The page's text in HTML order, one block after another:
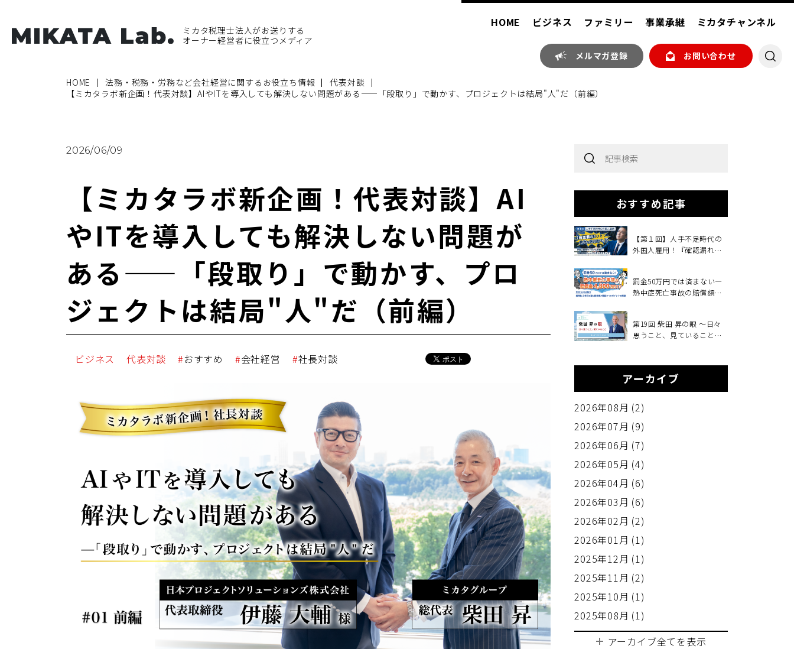
ミカタ税理士法人がお送りする
オーナー経営者に役立つメディア
HOME ビジネス ファミリー 事業承継 ミカタチャンネル
メルマガ登録 お問い合わせ
HOME 法務・税務・労務など会社経営に関するお役立ち情報
代表対談
【ミカタラボ新企画！代表対談】AIやITを導入しても解決しない問題がある——「段取り」で動かす、プロジェクトは結局"人"だ（前編）
2026/06/09
【ミカタラボ新企画！代表対談】AI
やITを導入しても解決しない問題が
ある——「段取り」で動かす、プロ
ジェクトは結局"人"だ（前編）
ビジネス 代表対談 おすすめ 会社経営 社長対談
おすすめ記事
【第１回】人手不足時代の
外国人雇用！『確認漏れ』
罰金50万円では済まない―
熱中症死亡事故の賠償額
と～2025年6月施行・職場の
熱中症対策義務化を中小企
第19回 柴田 昇の眼 ～日々
思うこと、見ていること～
アーカイブ
2026年08月 (2)
2026年07月 (9)
2026年06月 (7)
2026年05月 (4)
2026年04月 (6)
2026年03月 (6)
2026年02月 (2)
2026年01月 (1)
2025年12月 (1)
2025年11月 (2)
2025年10月 (1)
2025年08月 (1)
アーカイブ全てを表示